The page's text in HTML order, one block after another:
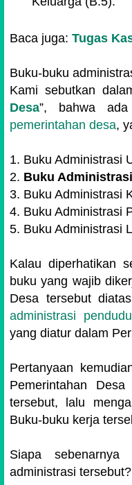
Baca juga: Tugas
Buku-buku
Kami sebutkan
Desa”, bahwa
pemerintahan desa,
1. Buku Administrasi
2. Buku
3. Buku Administrasi
4. Buku Administrasi
5. Buku Administrasi
Kalau diperhatikan
buku yang wajib
Desa tersebut
administrasi
yang diatur dalam
Pertanyaan
Pemerintahan
tersebut, lalu
Buku-buku kerja
Siapa sebenarnya
administrasi tersebut?